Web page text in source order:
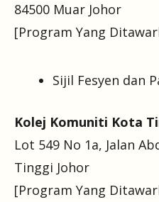
84500 Muar Johor
[Program Yang
Sijil Fesyen dan
Kolej Komuniti Kota
Lot 549 No 1a, Jalan
Tinggi Johor
[Program Yang